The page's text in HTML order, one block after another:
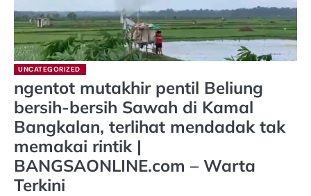
UNCATEGORIZED
ngentot mutakhir pentil Beliung
bersih-bersih Sawah di Kamal
Bangkalan, terlihat mendadak tak
memakai rintik |
BANGSAONLINE.com – Warta
Terkini